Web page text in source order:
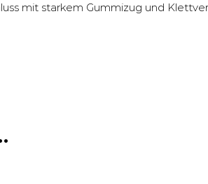
mit starkem Gummizug und